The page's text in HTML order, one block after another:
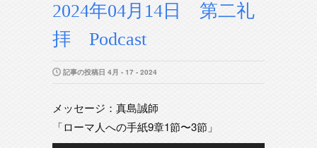
2024年04月14日 第二礼
拝 Podcast
記事の投稿日 4月 - 17 - 2024
メッセージ：真島誠師
「ローマ人への手紙9章1節〜3節」